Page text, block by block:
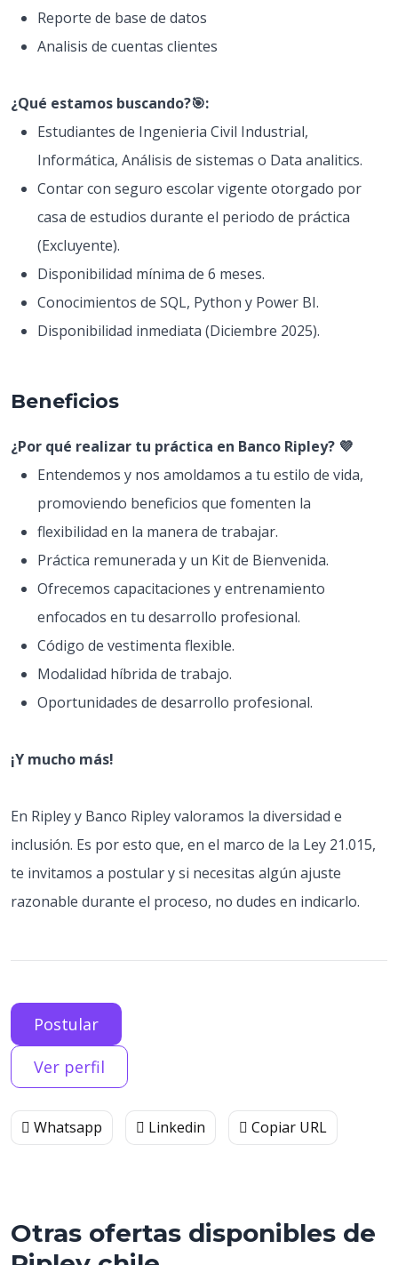
Reporte de base de datos
Analisis de cuentas clientes
¿Qué estamos buscando?🎯:
Estudiantes de Ingenieria Civil Industrial,
Informática, Análisis de sistemas o Data analitics.
Contar con seguro escolar vigente otorgado por
casa de estudios durante el periodo de práctica
(Excluyente).
Disponibilidad mínima de 6 meses.
Conocimientos de SQL, Python y Power BI.
Disponibilidad inmediata (Diciembre 2025).
Beneficios
¿Por qué realizar tu práctica en Banco Ripley? 💜
Entendemos y nos amoldamos a tu estilo de vida,
promoviendo beneficios que fomenten la
flexibilidad en la manera de trabajar.
Práctica remunerada y un Kit de Bienvenida.
Ofrecemos capacitaciones y entrenamiento
enfocados en tu desarrollo profesional.
Código de vestimenta flexible.
Modalidad híbrida de trabajo.
Oportunidades de desarrollo profesional.
¡Y mucho más!
En Ripley y Banco Ripley valoramos la diversidad e
inclusión. Es por esto que, en el marco de la Ley 21.015,
te invitamos a postular y si necesitas algún ajuste
razonable durante el proceso, no dudes en indicarlo.
Postular
Ver perfil
Whatsapp Linkedin Copiar URL
Otras ofertas disponibles de